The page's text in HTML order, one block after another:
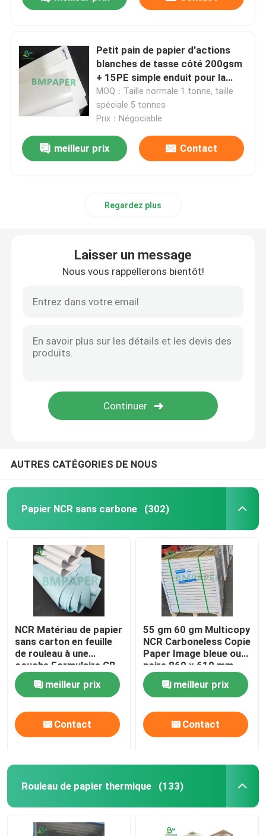
Papier à dessin de DAO
Papier excentré non-enduit
Carton d'actions de tasse
Papier en soie de lustre
Papier brillant de C2S
Feuilles de carton ondulé
Papier adhésif d'autocollant
Papier de MG emballage
Carton Bristol
Petit pain de papier de papier journal
Petit pain de papier d'actions
blanches de tasse côté 200gsm
+ 15PE simple enduit pour la
tasse de papier
MOQ：Taille normale 1 tonne, taille
spéciale 5 tonnes
Prix：Négociable
meilleur prix Contact
Regardez plus
Laisser un message
Nous vous rappellerons bientôt!
AUTRES CATÉGORIES DE NOUS
Papier NCR sans carbone (302)
NCR Matériau de papier
sans carton en feuille
de rouleau à une
couche Formulaire CB
CF CFB
meilleur prix
Contact
55 gm 60 gm Multicopy
NCR Carboneless Copie
Paper Image bleue ou
noire 860 x 610 mm
meilleur prix
Contact
Rouleau de papier thermique (133)